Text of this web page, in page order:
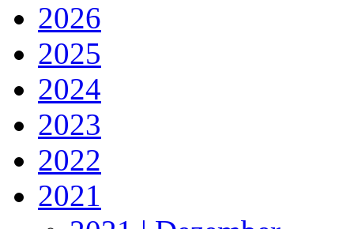
2026
2025
2024
2023
2022
2021